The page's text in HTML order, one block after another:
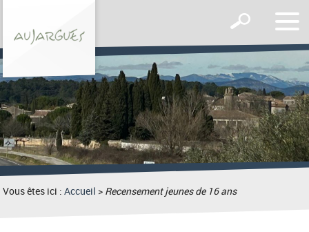
le
Afficher
formulaire
de
recherche
Vous êtes ici :Accueil > Recensement jeunes de 16 ans